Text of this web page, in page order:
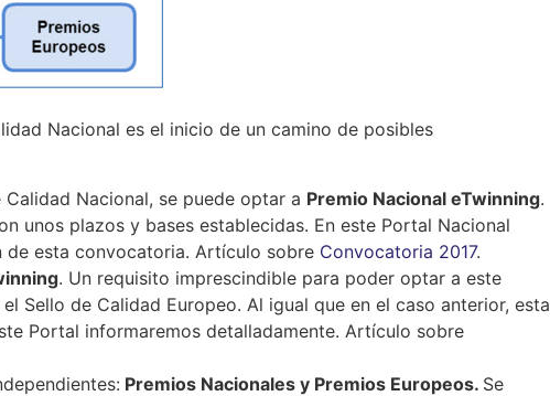
Nacional es el inicio de un camino de posibles
Nacional, se puede optar a Premio Nacional eTwinning.
unos plazos y bases establecidas. En este Portal Nacional
de esta convocatoria. Artículo sobre Convocatoria 2017.
. Un requisito imprescindible para poder optar a este
Sello de Calidad Europeo. Al igual que en el caso anterior, esta
Portal informaremos detalladamente. Artículo sobre
Premios Nacionales y Premios Europeos. Se